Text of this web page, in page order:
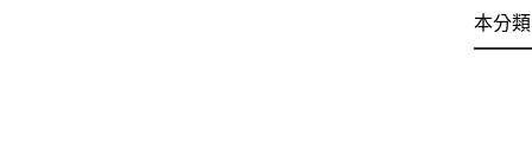
本分